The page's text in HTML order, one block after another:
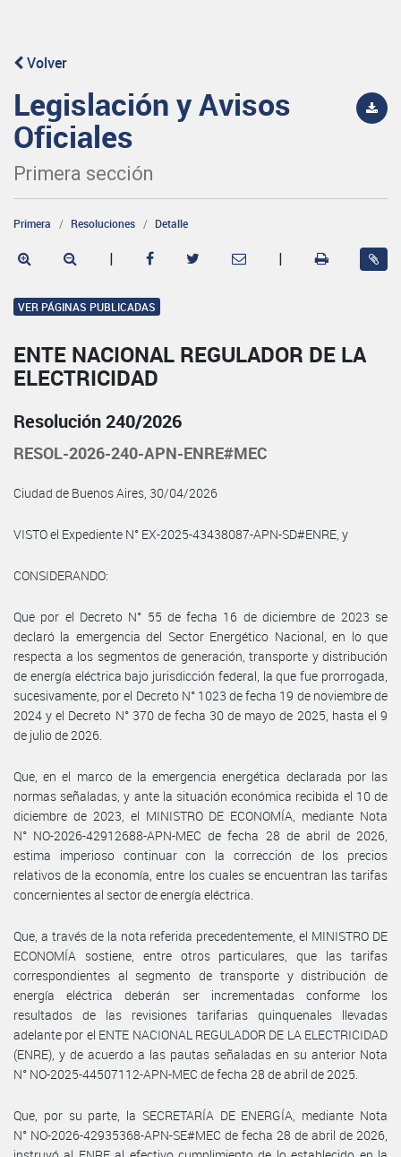
Volver
Legislación y Avisos
Oficiales
Primera sección
Primera Resoluciones Detalle
| |
VER PÁGINAS PUBLICADAS
ENTE NACIONAL REGULADOR DE LA
ELECTRICIDAD
Resolución 240/2026
RESOL-2026-240-APN-ENRE#MEC
Ciudad de Buenos Aires, 30/04/2026
VISTO el Expediente N° EX-2025-43438087-APN-SD#ENRE, y
CONSIDERANDO:
Que por el Decreto N° 55 de fecha 16 de diciembre de 2023 se
declaró la emergencia del Sector Energético Nacional, en lo que
respecta a los segmentos de generación, transporte y distribución
de energía eléctrica bajo jurisdicción federal, la que fue prorrogada,
sucesivamente, por el Decreto N° 1023 de fecha 19 de noviembre de
2024 y el Decreto N° 370 de fecha 30 de mayo de 2025, hasta el 9
de julio de 2026.
Que, en el marco de la emergencia energética declarada por las
normas señaladas, y ante la situación económica recibida el 10 de
diciembre de 2023, el MINISTRO DE ECONOMÍA, mediante Nota
N° NO-2026-42912688-APN-MEC de fecha 28 de abril de 2026,
estima imperioso continuar con la corrección de los precios
relativos de la economía, entre los cuales se encuentran las tarifas
concernientes al sector de energía eléctrica.
Que, a través de la nota referida precedentemente, el MINISTRO DE
ECONOMÍA sostiene, entre otros particulares, que las tarifas
correspondientes al segmento de transporte y distribución de
energía eléctrica deberán ser incrementadas conforme los
resultados de las revisiones tarifarias quinquenales llevadas
adelante por el ENTE NACIONAL REGULADOR DE LA ELECTRICIDAD
(ENRE), y de acuerdo a las pautas señaladas en su anterior Nota
N° NO-2025-44507112-APN-MEC de fecha 28 de abril de 2025.
Que, por su parte, la SECRETARÍA DE ENERGÍA, mediante Nota
N° NO-2026-42935368-APN-SE#MEC de fecha 28 de abril de 2026,